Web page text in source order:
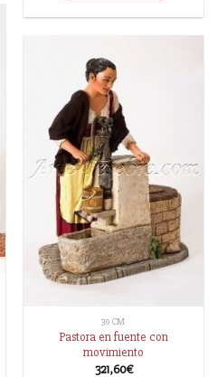
30 CM
Pastora en fuente con
movimiento
321,60€